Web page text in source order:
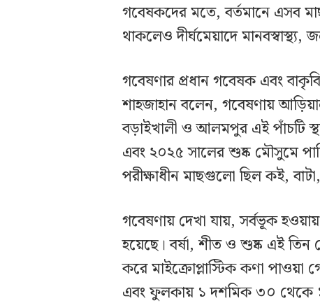
গবেষকদের মতে, বর্তমানে এসব
থাকলেও দীর্ঘমেয়াদে
গবেষণার প্রধান গবেষক এবং
শাহজাহান বলেন, গবেষণায়
বড়াইখালী ও আলমপুর এই পাঁচটি
এবং ২০২৫ সালের শুষ্ক মৌসুমে
পরীক্ষাধীন মাছগুলো ছিল কই,
গবেষণায় দেখা যায়, সর্বভূক
হয়েছে। বর্ষা, শীত ও শুষ্ক এই
করে মাইক্রোপ্লাস্টিক কণা
এবং ফুলকায় ১ দশমিক ৩০ থেকে